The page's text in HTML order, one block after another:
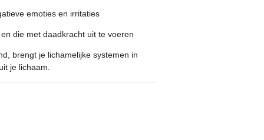
emoties en irritaties
die met daadkracht uit te voeren
brengt je lichamelijke systemen in
je lichaam.